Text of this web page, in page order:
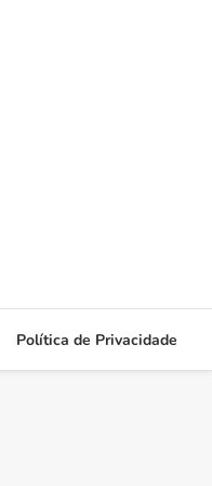
Política de Privacidade